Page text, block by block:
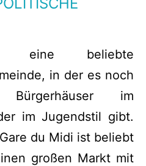
eine beliebte
in der es noch
im
im Jugendstil gibt.
du Midi ist beliebt
großen Markt mit